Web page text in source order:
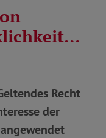
Recht
der